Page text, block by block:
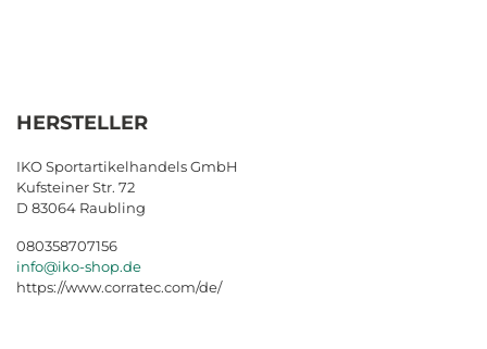
HERSTELLER
IKO Sportartikelhandels GmbH
Kufsteiner Str. 72
D 83064 Raubling
080358707156
info@iko-shop.de
https://www.corratec.com/de/